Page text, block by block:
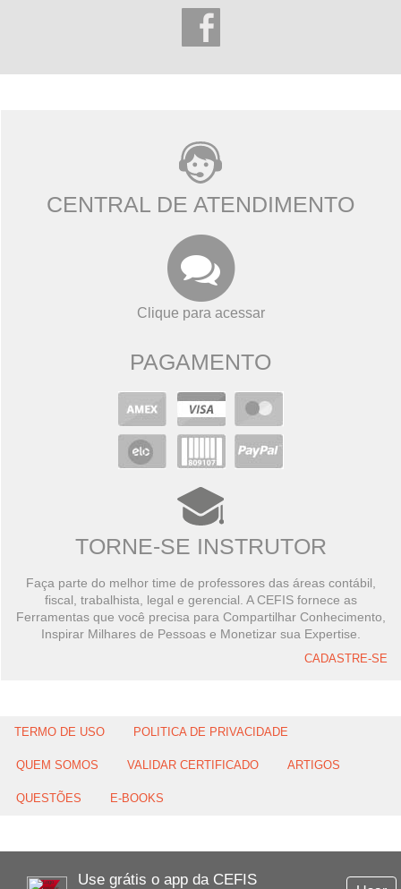
Use grátis o app da CEFIS
CENTRAL DE ATENDIMENTO
Clique para acessar
PAGAMENTO
TORNE-SE INSTRUTOR
Faça parte do melhor time de professores das áreas contábil,
fiscal, trabalhista, legal e gerencial. A CEFIS fornece as
Ferramentas que você precisa para Compartilhar Conhecimento,
Inspirar Milhares de Pessoas e Monetizar sua Expertise.
CADASTRE-SE
TERMO DE USO POLITICA DE PRIVACIDADE
QUEM SOMOS VALIDAR CERTIFICADO ARTIGOS
QUESTÕES E-BOOKS